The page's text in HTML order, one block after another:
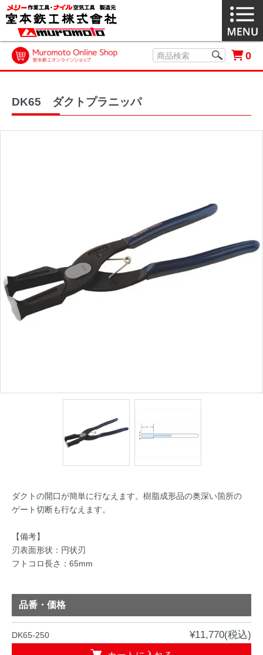
0
DK65 ダクトプラニッパ
ダクトの開口が簡単に行なえます。樹脂成形品の奥深い箇所の
ゲート切断も行なえます。
【備考】
刃表面形状：円状刃
フトコロ長さ：65mm
品番・価格
DK65-250 ¥11,770(税込)